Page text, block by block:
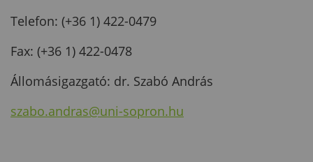
Telefon: (+36 1) 422-0479
Fax: (+36 1) 422-0478
Állomásigazgató: dr. Szabó András
szabo.andras@uni-sopron.hu